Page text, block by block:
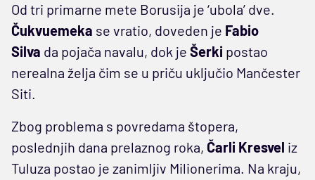
Od tri primarne mete Borusija je ‘ubola’ dve.
Čukvuemeka se vratio, doveden je Fabio
Silva da pojača navalu, dok je Šerki postao
nerealna želja čim se u priču uključio Mančester
Siti.
Zbog problema s povredama štopera,
poslednjih dana prelaznog roka, Čarli Kresvel iz
Tuluza postao je zanimljiv Milionerima. Na kraju,